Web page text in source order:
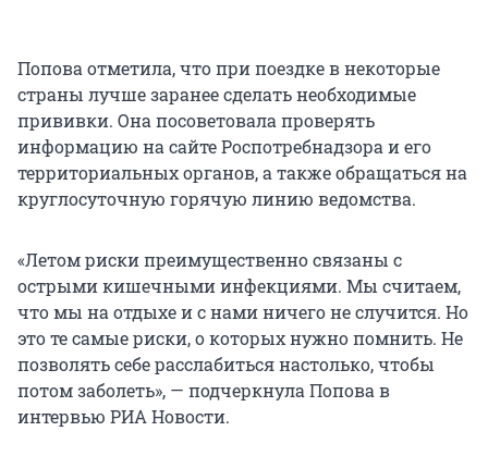
Попова отметила, что при поездке в некоторые
страны лучше заранее сделать необходимые
прививки. Она посоветовала проверять
информацию на сайте Роспотребнадзора и его
территориальных органов, а также обращаться на
круглосуточную горячую линию ведомства.
«Летом риски преимущественно связаны с
острыми кишечными инфекциями. Мы считаем,
что мы на отдыхе и с нами ничего не случится. Но
это те самые риски, о которых нужно помнить. Не
позволять себе расслабиться настолько, чтобы
потом заболеть», — подчеркнула Попова в
интервью РИА Новости.